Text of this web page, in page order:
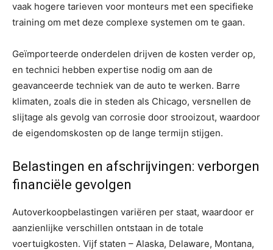
vaak hogere tarieven voor monteurs met een specifieke
training om met deze complexe systemen om te gaan.
Geïmporteerde onderdelen drijven de kosten verder op,
en technici hebben expertise nodig om aan de
geavanceerde techniek van de auto te werken. Barre
klimaten, zoals die in steden als Chicago, versnellen de
slijtage als gevolg van corrosie door strooizout, waardoor
de eigendomskosten op de lange termijn stijgen.
Belastingen en afschrijvingen: verborgen
financiële gevolgen
Autoverkoopbelastingen variëren per staat, waardoor er
aanzienlijke verschillen ontstaan in de totale
voertuigkosten. Vijf staten – Alaska, Delaware, Montana,